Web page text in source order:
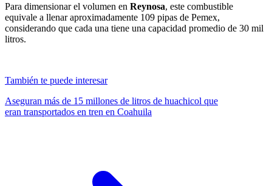
Para dimensionar el volumen en Reynosa, este combustible
equivale a llenar aproximadamente 109 pipas de Pemex,
considerando que cada una tiene una capacidad promedio de 30 mil
litros.
También te puede interesar
Aseguran más de 15 millones de litros de huachicol que
eran transportados en tren en Coahuila